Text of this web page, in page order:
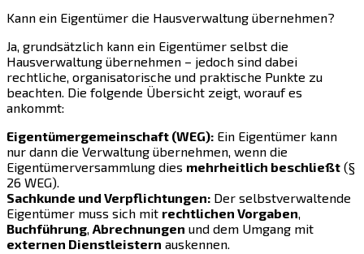
Kann ein Eigentümer die Hausverwaltung übernehmen?
Ja, grundsätzlich kann ein Eigentümer selbst die
Hausverwaltung übernehmen – jedoch sind dabei
rechtliche, organisatorische und praktische Punkte zu
beachten. Die folgende Übersicht zeigt, worauf es
ankommt:
Eigentümergemeinschaft (WEG): Ein Eigentümer kann
nur dann die Verwaltung übernehmen, wenn die
Eigentümerversammlung dies mehrheitlich beschließt (§
26 WEG).
Sachkunde und Verpflichtungen: Der selbstverwaltende
Eigentümer muss sich mit rechtlichen Vorgaben,
Buchführung, Abrechnungen und dem Umgang mit
externen Dienstleistern auskennen.